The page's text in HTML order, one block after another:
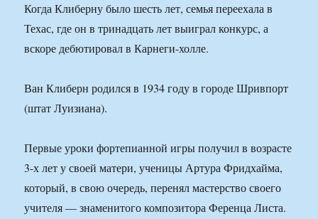
Когда Клиберну было шесть лет, семья переехала в
Техас, где он в тринадцать лет выиграл конкурс, а
вскоре дебютировал в Карнеги-холле.
Ван Клиберн родился в 1934 году в городе Шривпорт
(штат Луизиана).
Первые уроки фортепианной игры получил в возрасте
3-х лет у своей матери, ученицы Артура Фридхайма,
который, в свою очередь, перенял мастерство своего
учителя — знаменитого композитора Ференца Листа.